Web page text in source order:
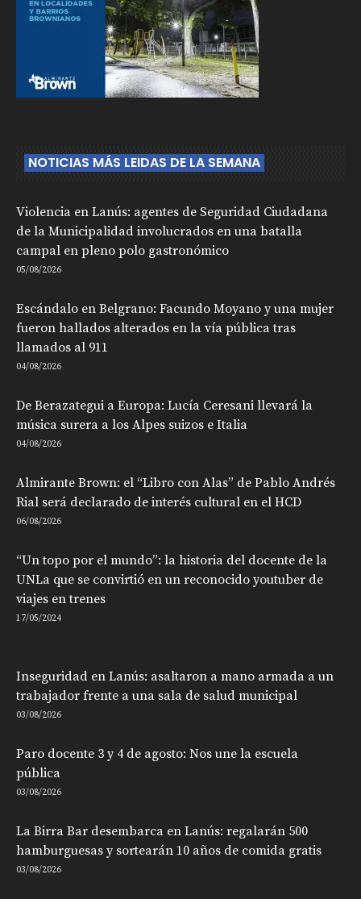
NOTICIAS MÁS LEIDAS DE LA SEMANA
Violencia en Lanús: agentes de Seguridad Ciudadana
de la Municipalidad involucrados en una batalla
campal en pleno polo gastronómico
05/08/2026
Escándalo en Belgrano: Facundo Moyano y una mujer
fueron hallados alterados en la vía pública tras
llamados al 911
04/08/2026
De Berazategui a Europa: Lucía Ceresani llevará la
música surera a los Alpes suizos e Italia
04/08/2026
Almirante Brown: el “Libro con Alas” de Pablo Andrés
Rial será declarado de interés cultural en el HCD
06/08/2026
“Un topo por el mundo”: la historia del docente de la
UNLa que se convirtió en un reconocido youtuber de
viajes en trenes
17/05/2024
Inseguridad en Lanús: asaltaron a mano armada a un
trabajador frente a una sala de salud municipal
03/08/2026
Paro docente 3 y 4 de agosto: Nos une la escuela
pública
03/08/2026
La Birra Bar desembarca en Lanús: regalarán 500
hamburguesas y sortearán 10 años de comida gratis
03/08/2026